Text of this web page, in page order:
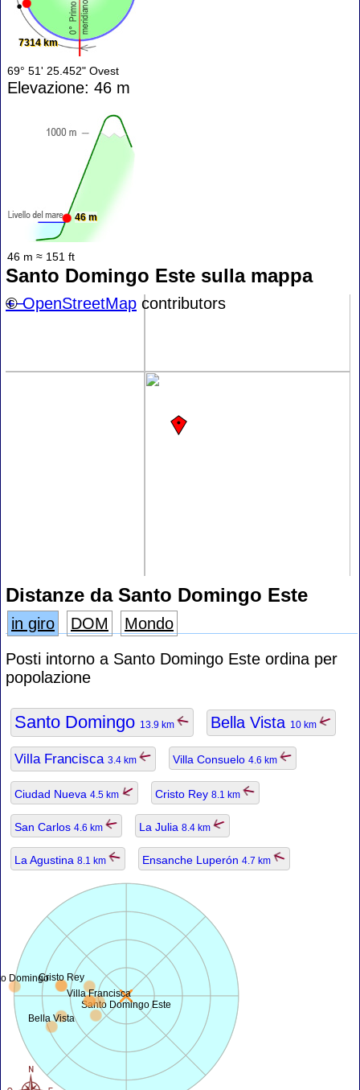
7314 km
69° 51' 25.452" Ovest
Elevazione: 46 m
46 m
46 m ≈ 151 ft
Santo Domingo Este sulla mappa
+−
©OpenStreetMap contributors
Distanze da Santo Domingo Este
in giro DOM
Mondo
Posti intorno a Santo Domingo Este ordina per
popolazione
Santo Domingo 13.9 km Bella Vista 10 km
Villa Francisca 3.4 km Villa Consuelo 4.6 km
Ciudad Nueva 4.5 km Cristo Rey 8.1 km
San Carlos 4.6 km La Julia 8.4 km
La Agustina 8.1 km Ensanche Luperón 4.7 km
Santo Domingo Este
Domingo
Bella Vista
Villa Francisca
Cristo Rey